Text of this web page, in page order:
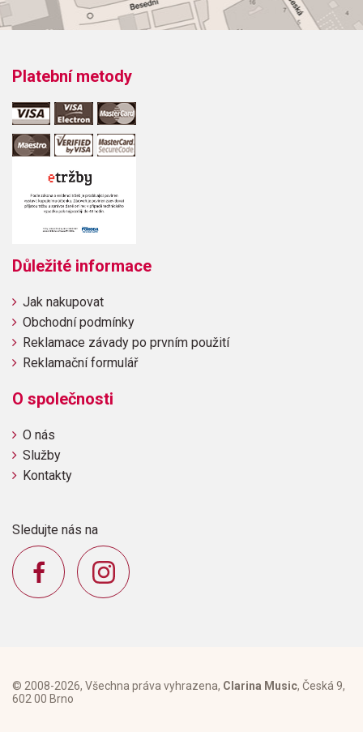
Platební metody
Důležité informace
Jak nakupovat
Obchodní podmínky
Reklamace závady po prvním použití
Reklamační formulář
O společnosti
O nás
Služby
Kontakty
Sledujte nás na
© 2008-2026, Všechna práva vyhrazena, Clarina Music, Česká 9,
602 00 Brno